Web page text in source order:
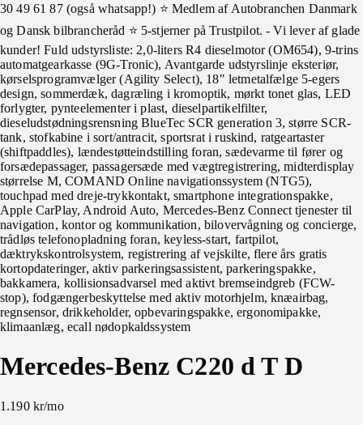
30 49 61 87 (også whatsapp!) ⭐ Medlem af Autobranchen Danmark
og Dansk bilbrancheråd ⭐ 5-stjerner på Trustpilot. - Vi lever af glade
kunder! Fuld udstyrsliste: 2,0-liters R4 dieselmotor (OM654), 9-trins
automatgearkasse (9G-Tronic), Avantgarde udstyrslinje eksteriør,
kørselsprogramvælger (Agility Select), 18" letmetalfælge 5-egers
design, sommerdæk, dagræling i kromoptik, mørkt tonet glas, LED
forlygter, pynteelementer i plast, dieselpartikelfilter,
dieseludstødningsrensning BlueTec SCR generation 3, større SCR-
tank, stofkabine i sort/antracit, sportsrat i ruskind, ratgeartaster
(shiftpaddles), lændestøtteindstilling foran, sædevarme til fører og
forsædepassager, passagersæde med vægtregistrering, midterdisplay
størrelse M, COMAND Online navigationssystem (NTG5),
touchpad med dreje-trykkontakt, smartphone integrationspakke,
Apple CarPlay, Android Auto, Mercedes-Benz Connect tjenester til
navigation, kontor og kommunikation, bilovervågning og concierge,
trådløs telefonopladning foran, keyless-start, fartpilot,
dæktrykskontrolsystem, registrering af vejskilte, flere års gratis
kortopdateringer, aktiv parkeringsassistent, parkeringspakke,
bakkamera, kollisionsadvarsel med aktivt bremseindgreb (FCW-
stop), fodgængerbeskyttelse med aktiv motorhjelm, knæairbag,
regnsensor, drikkeholder, opbevaringspakke, ergonomipakke,
klimaanlæg, ecall nødopkaldssystem
Mercedes-Benz C220 d T D
1.190 kr/mo